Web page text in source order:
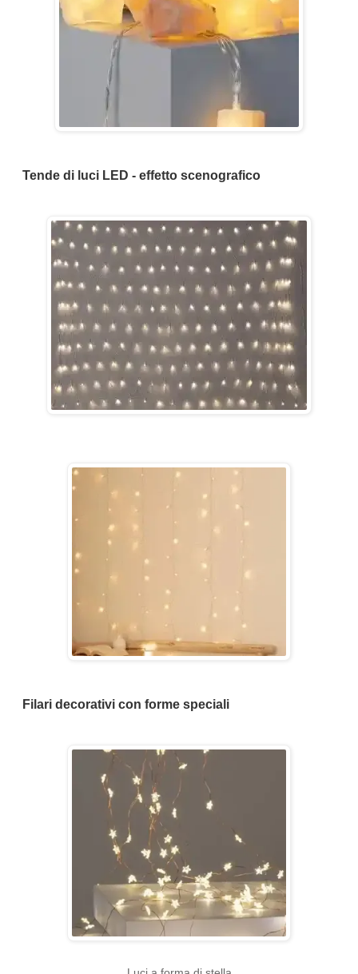
Tende di luci LED - effetto scenografico
Filari decorativi con forme speciali